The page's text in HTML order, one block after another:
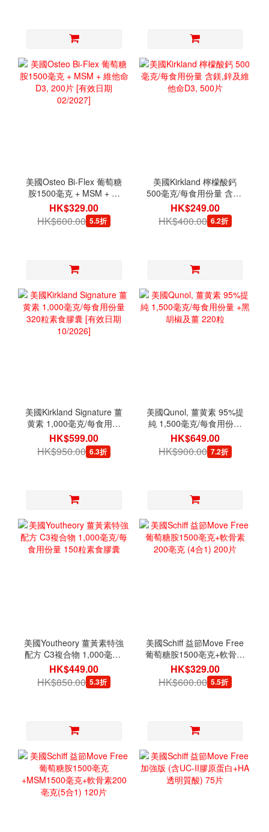
美國Osteo Bi-Flex 葡萄糖
胺1500毫克 + MSM + 維
他命D3, 200片 [有效日期
02/2027]
HK$329.00
HK$600.00 5.5折
美國Kirkland 檸檬酸鈣
500毫克/每食用份量 含鎂,
鋅及維他命D3, 500片
HK$249.00
HK$400.00 6.2折
美國Kirkland Signature 薑
黄素 1,000毫克/每食用份
期 10/2026]
HK$599.00
HK$950.00 6.3折
美國Qunol, 薑黄素 95%提
純 1,500毫克/每食用份量
+黑胡椒及薑 220粒
HK$649.00
HK$900.00 7.2折
美國Youtheory 薑黃素特強
配方 C3複合物 1,000毫克/
每食用份量 150粒素食膠
囊
HK$449.00
HK$850.00 5.3折
美國Schiff 益節Move Free
葡萄糖胺1500亳克+軟骨素
200亳克 (4合1) 200片
HK$329.00
HK$600.00 5.5折